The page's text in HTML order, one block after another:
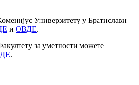
Универзитету у Братислави
и ОВДЕ.
за уметности можете
.